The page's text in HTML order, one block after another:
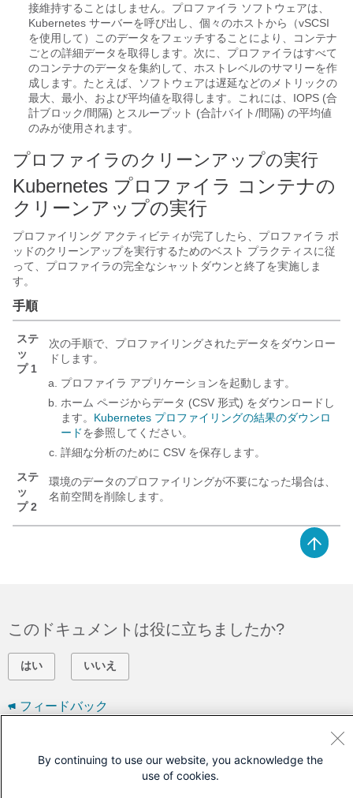
接維持することはしません。プロファイラ ソフトウェアは、
Kubernetes サーバーを呼び出し、個々のホストから（vSCSI
を使用して）このデータをフェッチすることにより、コンテナ
ごとの詳細データを取得します。次に、プロファイラはすべて
のコンテナのデータを集約して、ホストレベルのサマリーを作
成します。たとえば、ソフトウェアは遅延などのメトリックの
最大、最小、および平均値を取得します。これには、IOPS (合
計ブロック/間隔) とスループット (合計バイト/間隔) の平均値
のみが使用されます。
プロファイラのクリーンアップの実行
Kubernetes プロファイラ コンテナの
クリーンアップの実行
プロファイリング アクティビティが完了したら、プロファイラ ポ
ッドのクリーンアップを実行するためのベスト プラクティスに従
って、プロファイラの完全なシャットダウンと終了を実施しま
す。
手順
ステ
ッ
プ 1
次の手順で、プロファイリングされたデータをダウンロー
ドします。
プロファイラ アプリケーションを起動します。
ホーム ページからデータ (CSV 形式) をダウンロードし
ます。 Kubernetes プロファイリングの結果のダウンロ
ードを参照してください。
詳細な分析のために CSV を保存します。
ステ
ッ
プ 2
環境のデータのプロファイリングが不要になった場合は、
名前空間を削除します。
このドキュメントは役に立ちましたか?
はい いいえ
フィードバック
シスコに問い合わせ
サポート ケースをオープン
By continuing to use our website, you acknowledge the
use of cookies.